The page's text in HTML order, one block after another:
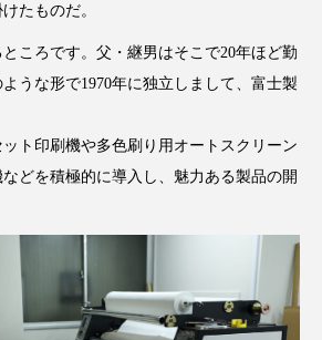
たものだ。
ところです。父・継男はそこで20年ほど勤
うな形で1970年に独立しまして、富士製
ト印刷機や多色刷り用オートスクリーン
どを積極的に導入し、魅力ある製品の開